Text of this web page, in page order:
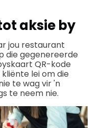
aksie by
jou restaurant
die gegenereerde
QR-kode
lei om die
te wag vir 'n
te neem nie.